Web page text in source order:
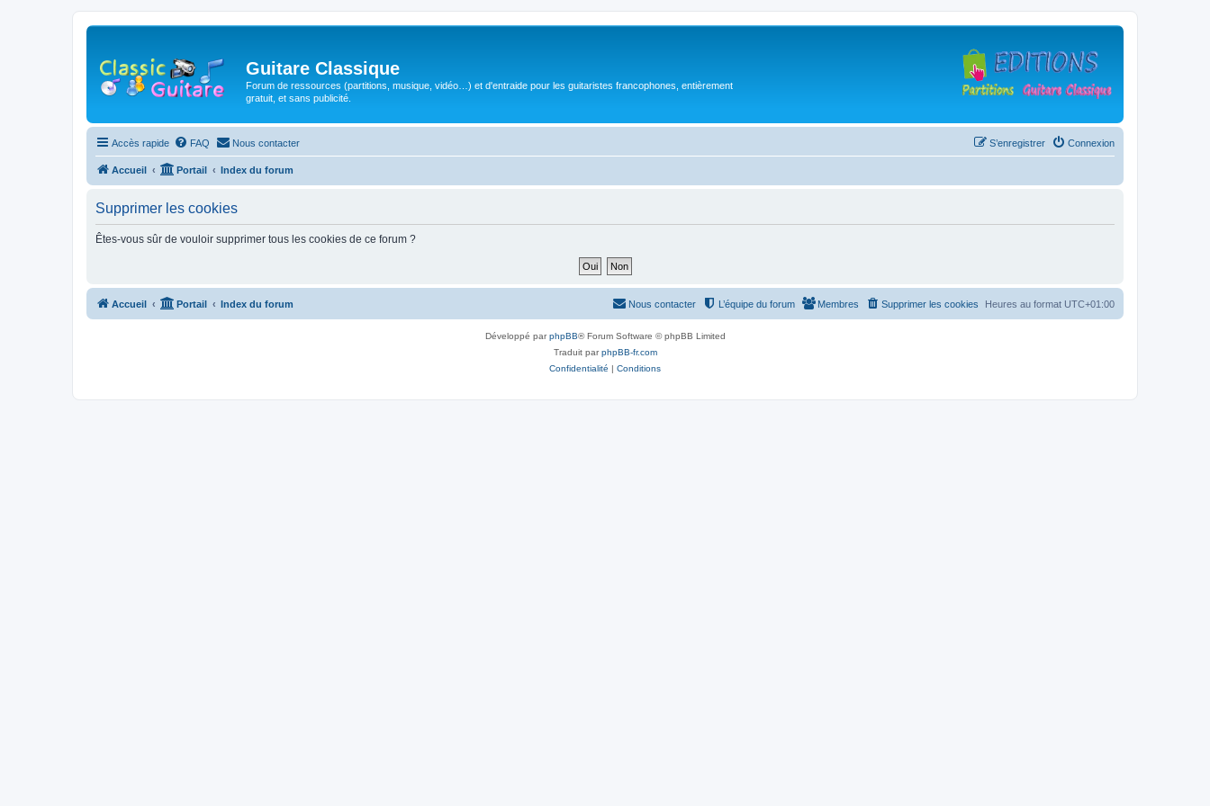
Guitare Classique
Forum de ressources (partitions, musique, vidéo…) et d'entraide pour les guitaristes francophones, entièrement
gratuit, et sans publicité.
Accès rapide FAQ Nous contacter Connexion
S’enregistrer
Accueil Portail Index du forum
Supprimer les cookies
Êtes-vous sûr de vouloir supprimer tous les cookies de ce forum ?
Accueil Portail Index du forum Heures au format UTC+01:00
Supprimer les cookies
Membres
L’équipe du forum
Nous contacter
Développé parphpBB® Forum Software © phpBB Limited
Traduit parphpBB-fr.com
Confidentialité | Conditions